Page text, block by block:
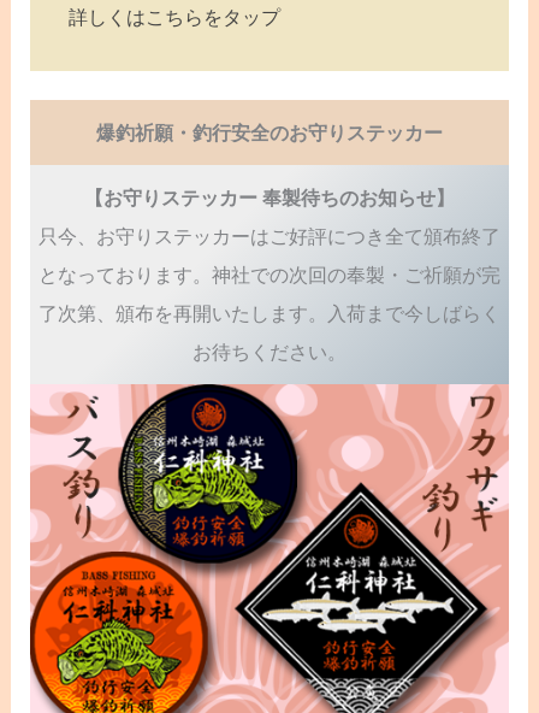
詳しくはこちらをタップ
爆釣祈願・釣行安全のお守りステッカー
【お守りステッカー 奉製待ちのお知らせ】
只今、お守りステッカーはご好評につき全て頒布終了
となっております。神社での次回の奉製・ご祈願が完
了次第、頒布を再開いたします。入荷まで今しばらく
お待ちください。